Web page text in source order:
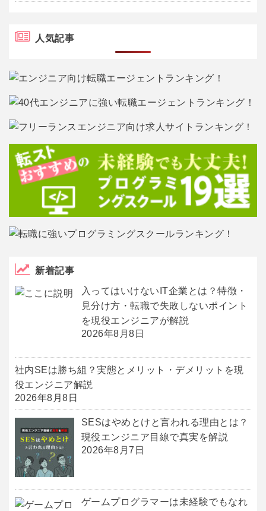
人気記事
新着記事
入ってはいけないIT企業とは？特徴・
見分け方・転職で失敗しないポイント
を現役エンジニアが解説
2026年8月8日
社内SEは勝ち組？実態とメリット・デメリットを現
役エンジニア解説
2026年8月8日
SESはやめとけと言われる理由とは？
現役エンジニア目線で真実を解説
2026年8月7日
ゲームプログラマーは未経験でもなれ